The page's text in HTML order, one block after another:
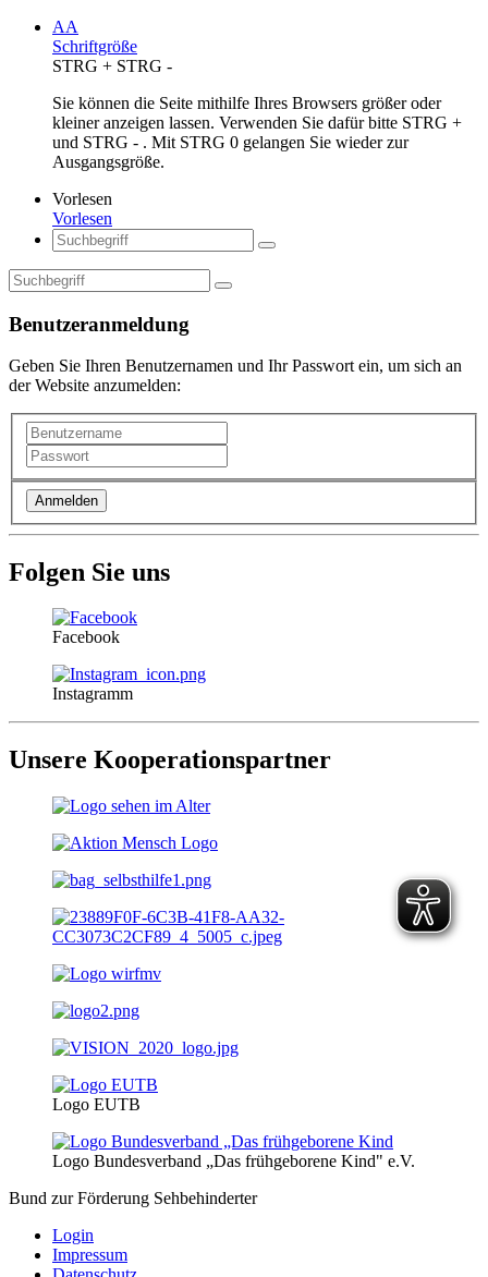
AA
Schriftgröße
STRG + STRG -
Sie können die Seite mithilfe Ihres Browsers größer oder
kleiner anzeigen lassen. Verwenden Sie dafür bitte STRG +
und STRG - . Mit STRG 0 gelangen Sie wieder zur
Ausgangsgröße.
Vorlesen
Vorlesen
Benutzeranmeldung
Geben Sie Ihren Benutzernamen und Ihr Passwort ein, um sich an
der Website anzumelden:
Folgen Sie uns
Facebook
Instagramm
Unsere Kooperationspartner
Logo EUTB
Logo Bundesverband „Das frühgeborene Kind" e.V.
Bund zur Förderung Sehbehinderter
Login
Impressum